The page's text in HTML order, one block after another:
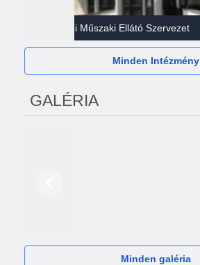
Gazdasági Műszaki Ellátó Szervezet
Minden Intézmény
GALÉRIA
Minden galéria